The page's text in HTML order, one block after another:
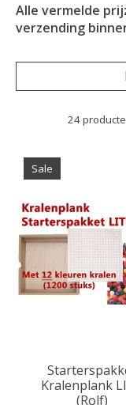
Alle vermelde
verzending
24
Sale
Kralenplank
(Rolf)